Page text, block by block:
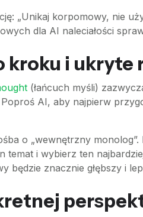
„Unikaj korpomowy, nie
dla AI naleciałości
kroku i ukryte
(łańcuch myśli)
AI, aby najpierw
o „wewnętrzny
temat i wybierz ten
będzie znacznie głębszy i